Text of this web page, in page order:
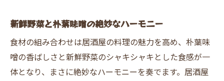
新鮮野菜と朴葉味噌の絶妙なハーモニー
食材の組み合わせは居酒屋の料理の魅力を高め、朴葉味
噌の香ばしさと新鮮野菜のシャキシャキとした食感が一
体となり、まさに絶妙なハーモニーを奏でます。居酒屋